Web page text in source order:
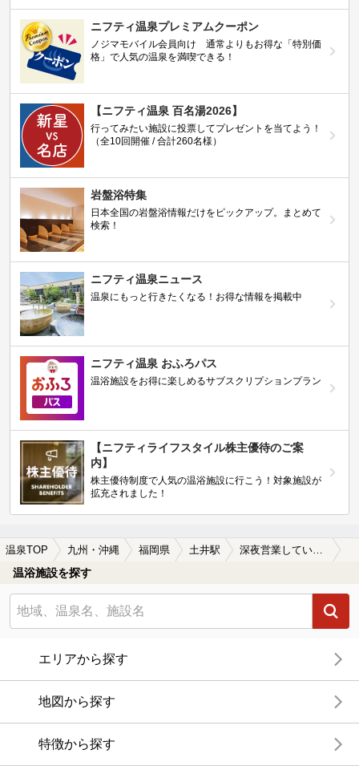
ニフティ温泉プレミアムクーポン
ノジマモバイル会員向け 通常よりもお得な「特別価
格」で人気の温泉を満喫できる！
【ニフティ温泉 百名湯2026】
行ってみたい施設に投票してプレゼントを当てよう！
（全10回開催 / 合計260名様）
岩盤浴特集
日本全国の岩盤浴情報だけをピックアップ。まとめて
検索！
ニフティ温泉ニュース
温泉にもっと行きたくなる！お得な情報を掲載中
ニフティ温泉 おふろパス
温浴施設をお得に楽しめるサブスクリプションプラン
【ニフティライフスタイル株主優待のご案
内】
株主優待制度で人気の温浴施設に行こう！対象施設が
拡充されました！
温泉TOP 九州・沖縄 福岡県 土井駅 深夜営業している土井駅近くの温泉、日帰り温泉、スーパー銭湯おすすめ
温浴施設を探す
エリアから探す
地図から探す
特徴から探す